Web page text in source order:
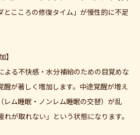
とこころの修復タイム」が慢性的に不足
】
よる不快感・水分補給のための目覚めな
醒が著しく増加します。中途覚醒が増え
レム睡眠・ノンレム睡眠の交替）が乱
れが取れない」という状態になります。